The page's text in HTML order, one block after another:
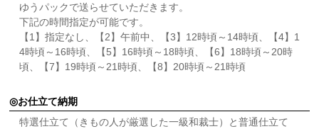
ゆうパックで送らせていただきます。
下記の時間指定が可能です。
【1】指定なし、【2】午前中、【3】12時頃～14時頃、【4】1
4時頃～16時頃、【5】16時頃～18時頃、【6】18時頃～20時
頃、【7】19時頃～21時頃、【8】20時頃～21時頃
お仕立て納期
特選仕立て（きもの人が厳選した一級和裁士）と普通仕立て